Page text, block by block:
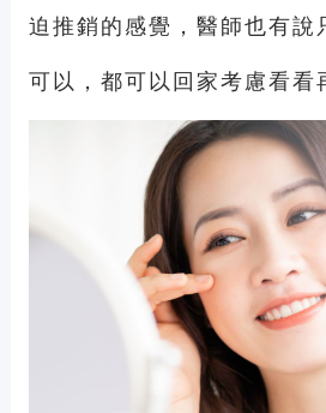
迫推銷的感覺，醫師也有說
可以，都可以回家考慮看看